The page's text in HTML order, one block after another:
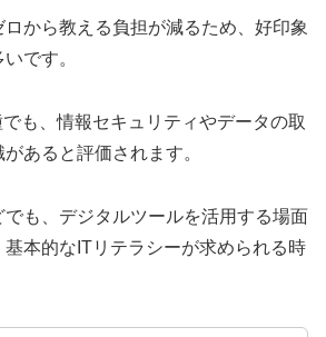
から教える負担が減るため、好印象
です。
も、情報セキュリティやデータの取
あると評価されます。
も、デジタルツールを活用する場面
本的なITリテラシーが求められる時